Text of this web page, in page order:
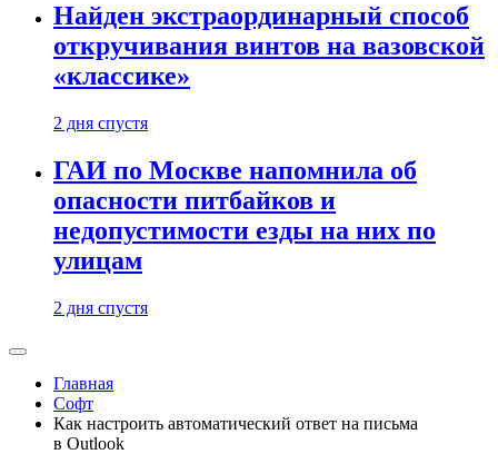
Найден экстраординарный способ
откручивания винтов на вазовской
«классике»
2 дня спустя
ГАИ по Москве напомнила об
опасности питбайков и
недопустимости езды на них по
улицам
2 дня спустя
Главная
Софт
Как настроить автоматический ответ на письма
в Outlook